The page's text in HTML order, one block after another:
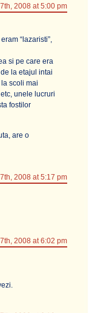
2008 at 5:00 pm
“lazaristi”,
si pe care era
la etajul intai
scoli mai
unele lucruri
fostilor
are o
2008 at 5:17 pm
2008 at 6:02 pm